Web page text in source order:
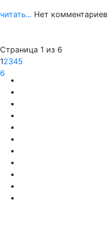
читать... Нет комментариев
Страница 1 из 6
12345
6